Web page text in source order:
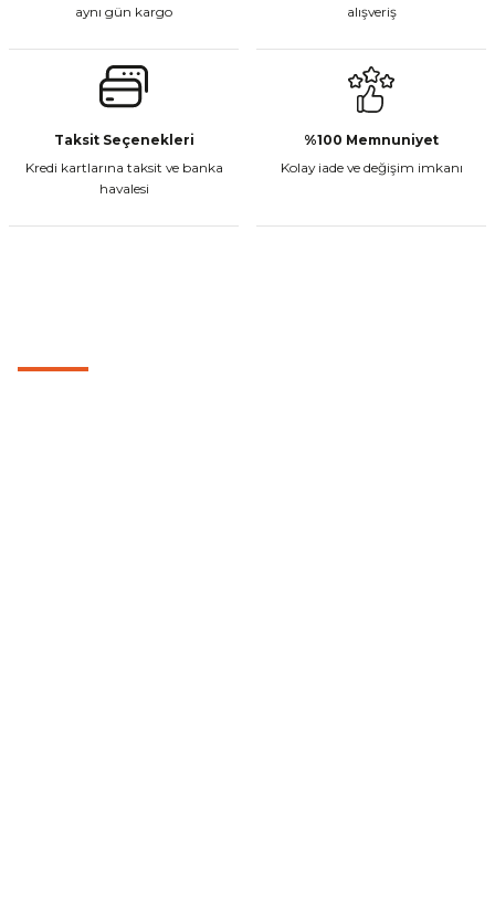
aynı gün kargo
alışveriş
Taksit Seçenekleri
Kredi kartlarına taksit ve banka
havalesi
%100 Memnuniyet
Kolay iade ve değişim imkanı